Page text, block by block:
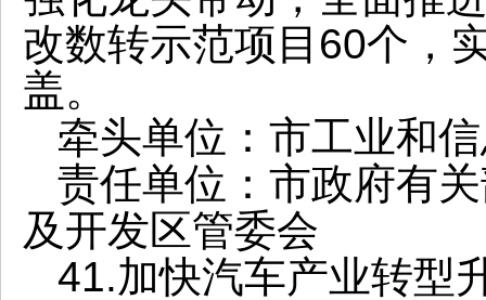
改数转示范项目60个，
盖。
牵头单位：市工业和
责任单位：市政府有
及开发区管委会
41.加快汽车产业转型